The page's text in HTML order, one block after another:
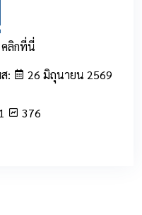
ลิกที่นี่
:
26 มิถุนายน 2569
1 376